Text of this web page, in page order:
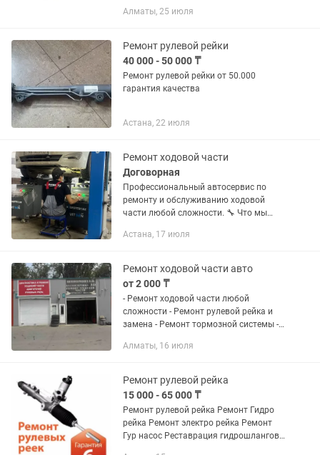
рулевой рейки Компьютерная
Алматы, 25 июля
Ремонт рулевой рейки
40 000 - 50 000 ₸
Ремонт рулевой рейки от 50.000
гарантия качества
Астана, 22 июля
Ремонт ходовой части
Договорная
Профессиональный автосервис по
ремонту и обслуживанию ходовой
части любой сложности. 🔧 Что мы
ходовой • Замена амортизаторов,
Астана, 17 июля
Ремонт ходовой части авто
от 2 000 ₸
- Ремонт ходовой части любой
сложности - Ремонт рулевой рейка и
замена - Ремонт тормозной системы -
- Замена коробки - Замена сцепления
Алматы, 16 июля
Ремонт рулевой рейка
15 000 - 65 000 ₸
Ремонт рулевой рейка Ремонт Гидро
рейка Ремонт электро рейка Ремонт
Гур насос Реставрация гидрошлангов